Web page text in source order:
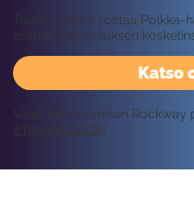
Katso
Taisto Lunkka soittaa
esimerkkisuorituksen
Vaatii kirjautumisen Rockway
ilmaiseksi tästä!